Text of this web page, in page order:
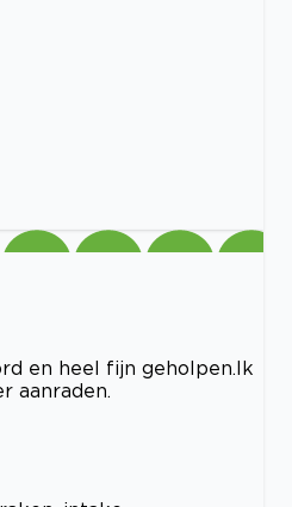
en heel fijn geholpen.Ik
aanraden.